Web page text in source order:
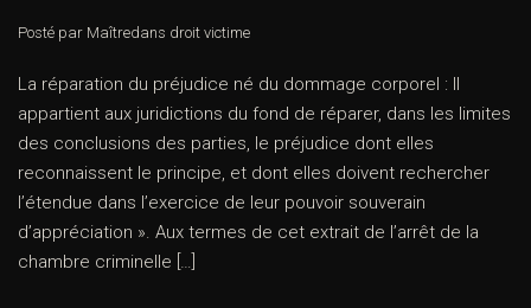
Posté par Maîtredans droit victime
La réparation du préjudice né du dommage corporel : Il
appartient aux juridictions du fond de réparer, dans les limites
des conclusions des parties, le préjudice dont elles
reconnaissent le principe, et dont elles doivent rechercher
l’étendue dans l’exercice de leur pouvoir souverain
d’appréciation ». Aux termes de cet extrait de l’arrêt de la
chambre criminelle […]